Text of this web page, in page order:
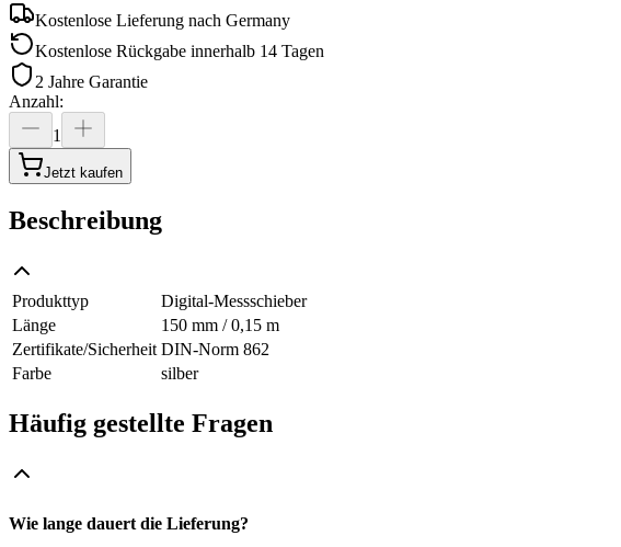
Kostenlose Lieferung nach Germany
Kostenlose Rückgabe innerhalb 14 Tagen
2 Jahre Garantie
Anzahl:
1
Jetzt kaufen
Beschreibung
Produkttyp
Digital-Messschieber
Länge
150 mm / 0,15 m
Zertifikate/Sicherheit DIN-Norm 862
Farbe
silber
Häufig gestellte Fragen
Wie lange dauert die Lieferung?